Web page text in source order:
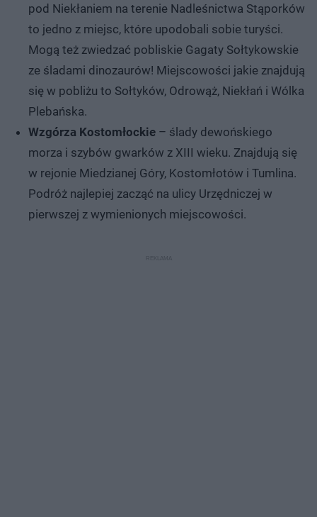
pod Niekłaniem na terenie Nadleśnictwa Stąporków
to jedno z miejsc, które upodobali sobie turyści.
Mogą też zwiedzać pobliskie Gagaty Sołtykowskie
ze śladami dinozaurów! Miejscowości jakie znajdują
się w pobliżu to Sołtyków, Odrowąż, Niekłań i Wólka
Plebańska.
Wzgórza Kostomłockie – ślady dewońskiego
morza i szybów gwarków z XIII wieku. Znajdują się
w rejonie Miedzianej Góry, Kostomłotów i Tumlina.
Podróż najlepiej zacząć na ulicy Urzędniczej w
pierwszej z wymienionych miejscowości.